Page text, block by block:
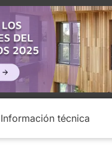
Información técnica